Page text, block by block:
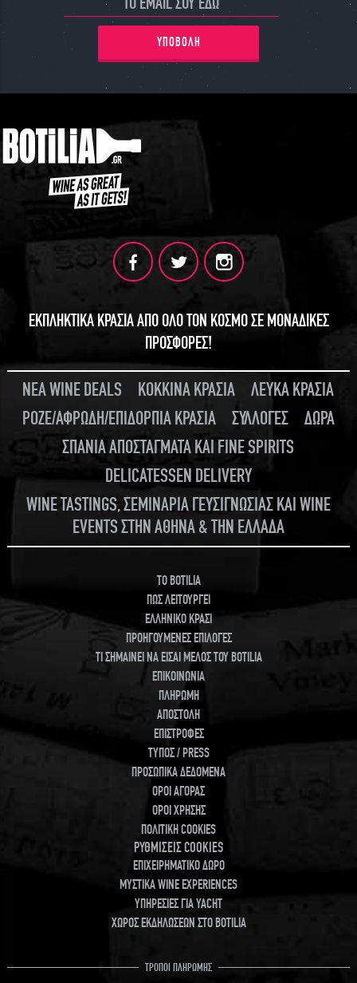
ΥΠΟΒΟΛΗ
ΕΚΠΛΗΚΤΙΚΑ ΚΡΑΣΙΑ ΑΠΟ ΟΛΟ ΤΟΝ ΚΟΣΜΟ ΣΕ ΜΟΝΑΔΙΚΕΣ
ΠΡΟΣΦΟΡΕΣ!
ΝΕΑ WINE DEALS ΚΟΚΚΙΝΑ ΚΡΑΣΙΑ
ΛΕΥΚΑ ΚΡΑΣΙΑ
ΡΟΖΕ/ΑΦΡΩΔΗ/ΕΠΙΔΟΡΠΙΑ ΚΡΑΣΙΑ
ΣΥΛΛΟΓΕΣ
ΔΩΡΑ
ΣΠΑΝΙΑ ΑΠΟΣΤΑΓΜΑΤΑ ΚΑΙ FINE SPIRITS
DELICATESSEN DELIVERY
WINE TASTINGS, ΣΕΜΙΝΑΡΙΑ ΓΕΥΣΙΓΝΩΣΙΑΣ ΚΑΙ WINE
EVENTS ΣΤΗΝ ΑΘΗΝΑ & ΤΗΝ ΕΛΛΑΔΑ
TO BOTILIA
ΠΩΣ ΛΕΙΤΟΥΡΓΕΙ
ΕΛΛΗΝΙΚΟ ΚΡΑΣΙ
ΠΡΟΗΓΟΥΜΕΝΕΣ ΕΠΙΛΟΓΕΣ
ΤΙ ΣΗΜΑΙΝΕΙ ΝΑ ΕΙΣΑΙ ΜΕΛΟΣ ΤΟΥ BOTILIA
ΕΠΙΚΟΙΝΩΝΙΑ
ΠΛΗΡΩΜΗ
ΑΠΟΣΤΟΛΗ
ΕΠΙΣΤΡΟΦΕΣ
ΤΥΠΟΣ / PRESS
ΠΡΟΣΩΠΙΚΑ ΔΕΔΟΜΕΝΑ
ΟΡΟΙ ΑΓΟΡΑΣ
ΟΡΟΙ ΧΡΗΣΗΣ
ΠΟΛΙΤΙΚΗ COOKIES
ΡΥΘΜΙΣΕΙΣ COOKIES
ΕΠΙΧΕΙΡΗΜΑΤΙΚΟ ΔΩΡΟ
ΜΥΣΤΙΚΑ WINE EXPERIENCES
ΥΠΗΡΕΣΙΕΣ ΓΙΑ YACHT
ΧΩΡΟΣ ΕΚΔΗΛΩΣΕΩΝ ΣΤΟ BOTILIA
ΤΡΟΠΟΙ ΠΛΗΡΩΜΗΣ